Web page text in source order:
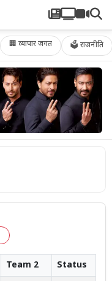
🏢 व्यापार जगत 🗳 राजनीति
Team 2
Status